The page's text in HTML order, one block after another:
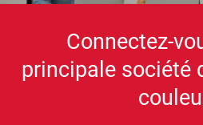
Connectez-
principale société